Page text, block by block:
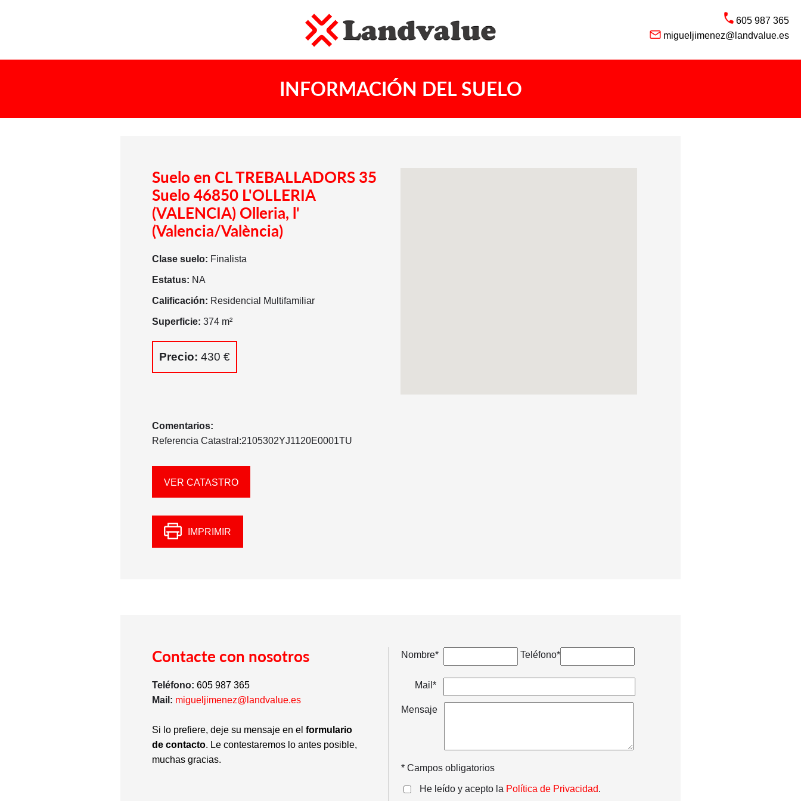
605 987 365
migueljimenez@landvalue.es
INFORMACIÓN DEL SUELO
Suelo en CL TREBALLADORS 35
Suelo 46850 L'OLLERIA
(VALENCIA) Olleria, l'
(Valencia/València)
Clase suelo: Finalista
Estatus: NA
Calificación: Residencial Multifamiliar
Superficie: 374 m²
Precio: 430 €
Comentarios:
Referencia Catastral:2105302YJ1120E0001TU
VER CATASTRO
IMPRIMIR
Contacte con nosotros
Teléfono:605 987 365
Mail: migueljimenez@landvalue.es
Si lo prefiere, deje su mensaje en elformulario
de contacto. Le contestaremos lo antes posible,
muchas gracias.
Nombre* Teléfono*
Mail*
Mensaje
* Campos obligatorios
He leído y acepto la Política de Privacidad.